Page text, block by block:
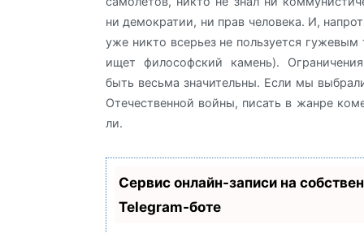
ни демократии, ни прав человека. И,
уже никто всерьез не пользуется гужевым
ищет философский камень).
быть весьма значительны. Если мы
Отечественной войны, писать в жанре
ли.
Сервис онлайн-записи на
Telegram-боте